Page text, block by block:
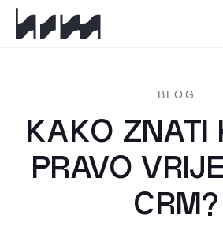
HSM
BLOG
KAKO ZNATI
PRAVO
CRM?